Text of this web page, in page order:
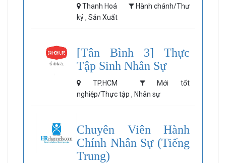
Thanh Hoá
Hành chánh/Thư
ký , Sản Xuất
[Tân Bình 3] Thực
Tập Sinh Nhân Sự
TP.HCM
Mới tốt
nghiệp/Thực tập , Nhân sự
Chuyên Viên Hành
Chính Nhân Sự (Tiếng
Trung)